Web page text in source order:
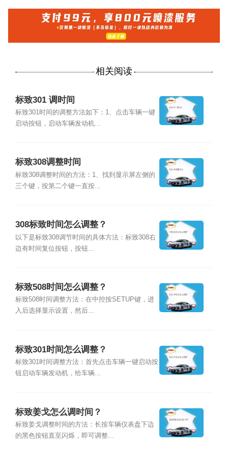
相关阅读
标致301 调时间
标致301时间的调整方法如下：1、点击车辆一键
启动按钮，启动车辆发动机...
标致308调整时间
标致308调整时间的方法：1、找到显示屏左侧的
三个键，按第二个键一直按...
308标致时间怎么调整？
以下是标致308调节时间的具体方法：标致308右
边有时间复位按钮，按钮...
标致508时间怎么调整？
标致508时间调整方法：在中控按SETUP键，进
入后选择显示设置，然后...
标致301时间怎么调整？
标致301时间调整方法：首先点击车辆一键启动按
钮启动车辆发动机，给车辆...
标致姜戈怎么调时间？
标致姜戈调整时间的方法：长按车辆仪表盘下边
的黑色按钮直至闪烁，即可调整...